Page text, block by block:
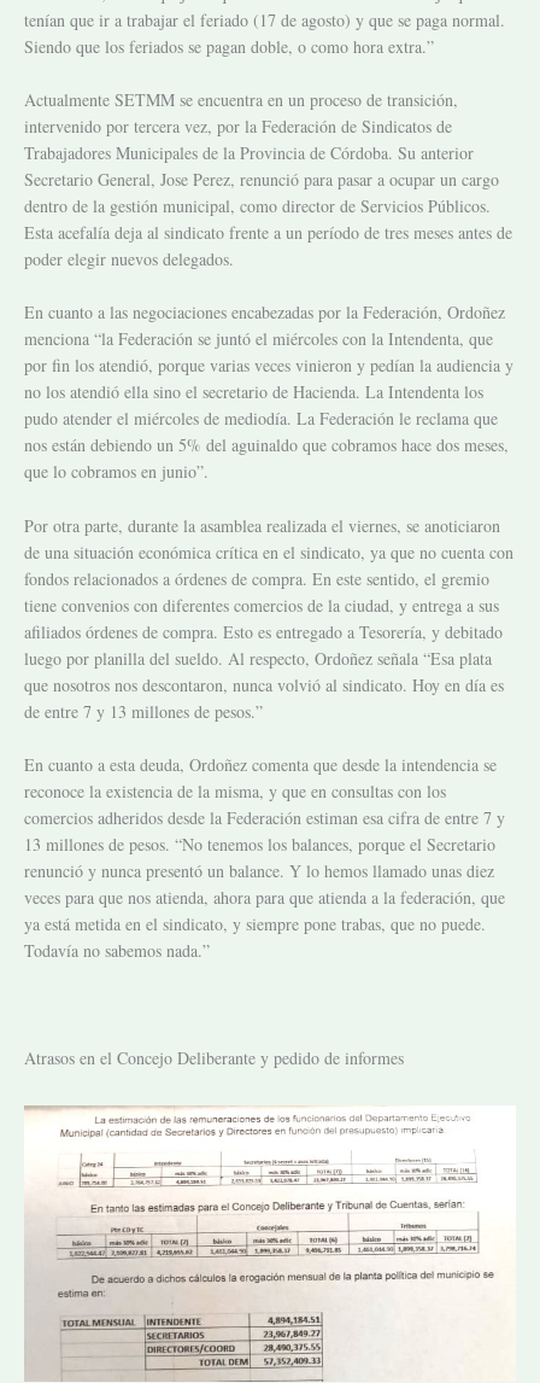
tenían que ir a trabajar el feriado (17 de agosto) y que se paga normal.
Siendo que los feriados se pagan doble, o como hora extra.”
Actualmente SETMM se encuentra en un proceso de transición,
intervenido por tercera vez, por la Federación de Sindicatos de
Trabajadores Municipales de la Provincia de Córdoba. Su anterior
Secretario General, Jose Perez, renunció para pasar a ocupar un cargo
dentro de la gestión municipal, como director de Servicios Públicos.
Esta acefalía deja al sindicato frente a un período de tres meses antes de
poder elegir nuevos delegados.
En cuanto a las negociaciones encabezadas por la Federación, Ordoñez
menciona “la Federación se juntó el miércoles con la Intendenta, que
por fin los atendió, porque varias veces vinieron y pedían la audiencia y
no los atendió ella sino el secretario de Hacienda. La Intendenta los
pudo atender el miércoles de mediodía. La Federación le reclama que
nos están debiendo un 5% del aguinaldo que cobramos hace dos meses,
que lo cobramos en junio”.
Por otra parte, durante la asamblea realizada el viernes, se anoticiaron
de una situación económica crítica en el sindicato, ya que no cuenta con
fondos relacionados a órdenes de compra. En este sentido, el gremio
tiene convenios con diferentes comercios de la ciudad, y entrega a sus
afiliados órdenes de compra. Esto es entregado a Tesorería, y debitado
luego por planilla del sueldo. Al respecto, Ordoñez señala “Esa plata
que nosotros nos descontaron, nunca volvió al sindicato. Hoy en día es
de entre 7 y 13 millones de pesos.”
En cuanto a esta deuda, Ordoñez comenta que desde la intendencia se
reconoce la existencia de la misma, y que en consultas con los
comercios adheridos desde la Federación estiman esa cifra de entre 7 y
13 millones de pesos. “No tenemos los balances, porque el Secretario
renunció y nunca presentó un balance. Y lo hemos llamado unas diez
veces para que nos atienda, ahora para que atienda a la federación, que
ya está metida en el sindicato, y siempre pone trabas, que no puede.
Todavía no sabemos nada.”
Atrasos en el Concejo Deliberante y pedido de informes